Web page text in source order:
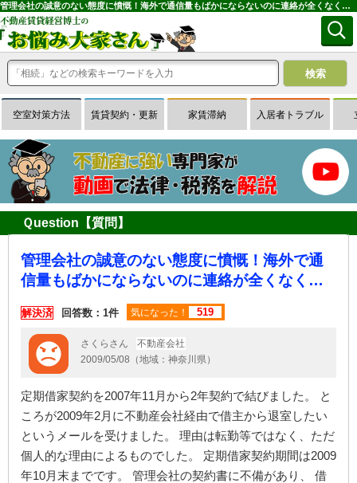
管理会社の誠意のない態度に憤慨！海外で通信量もばかにならないのに連絡が全くなく…｜専門家に無料相談できる賃貸経営Ｑ＆Ａサイトはお悩み大家さん
空室対策方法 賃貸契約・更新 家賃滞納 入居者トラブル
Ｑuestion【質問】
管理会社の誠意のない態度に憤慨！海外で通
信量もばかにならないのに連絡が全くなく…
解決済 回答数：1件 気になった！ 519
さくらさん
不動産会社
2009/05/08（地域：神奈川県）
定期借家契約を2007年11月から2年契約で結びました。 と
ころが2009年2月に不動産会社経由で借主から退室したい
というメールを受けました。 理由は転勤等ではなく、ただ
個人的な理由によるものでした。 定期借家契約期間は2009
年10月末までです。 管理会社の契約書に不備があり、 借